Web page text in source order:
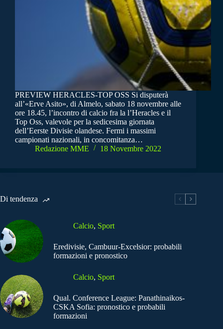
PREVIEW HERACLES-TOP OSS Si disputerà
all’«Erve Asito», di Almelo, sabato 18 novembre alle
ore 18.45, l’incontro di calcio fra la l’Heracles e il
Top Oss, valevole per la sedicesima giornata
dell’Eerste Divisie olandese. Fermi i massimi
campionati nazionali, in concomitanza…
Redazione MME
18 Novembre 2022
Di tendenza
Calcio, Sport
Eredivisie, Cambuur-Excelsior: probabili
formazioni e pronostico
Calcio, Sport
Qual. Conference League: Panathinaikos-
CSKA Sofia: pronostico e probabili
formazioni